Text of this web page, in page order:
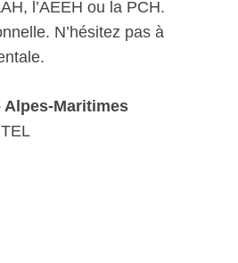
l’AEEH ou la PCH.
N’hésitez pas à
Alpes-Maritimes